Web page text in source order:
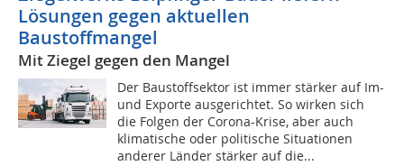
Lösungen gegen aktuellen
Baustoffmangel
Mit Ziegel gegen den Mangel
Der Baustoffsektor ist immer stärker auf Im-
und Exporte ausgerichtet. So wirken sich
die Folgen der Corona-Krise, aber auch
klimatische oder politische Situationen
anderer Länder stärker auf die...